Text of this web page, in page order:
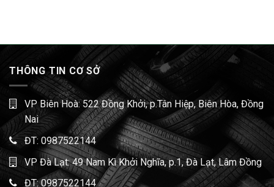
THÔNG TIN CƠ SỞ
VP Biên Hoà: 522 Đồng Khởi, p.Tân Hiệp, Biên Hòa, Đồng
Nai
ĐT: 0987522144
VP Đà Lạt: 49 Nam Kì Khởi Nghĩa, p.1, Đà Lạt, Lâm Đồng
ĐT:0987522144